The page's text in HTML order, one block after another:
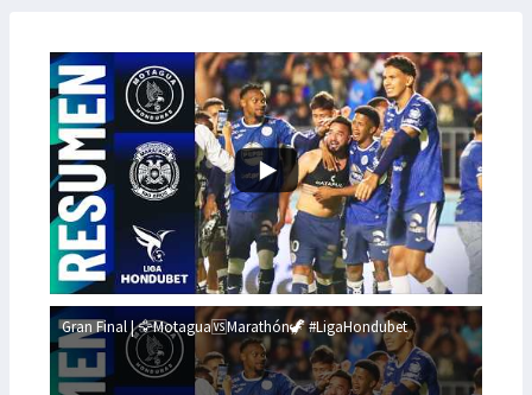
Gran Final | 🦅Motagua🆚Marathón🦖 #LigaHondubet